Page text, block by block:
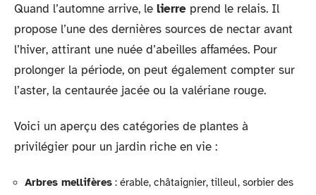
Quand l’automne arrive, le lierre prend le relais. Il
propose l’une des dernières sources de nectar avant
l’hiver, attirant une nuée d’abeilles affamées. Pour
prolonger la période, on peut également compter sur
l’aster, la centaurée jacée ou la valériane rouge.
Voici un aperçu des catégories de plantes à
privilégier pour un jardin riche en vie :
Arbres mellifères : érable, châtaignier, tilleul, sorbier des